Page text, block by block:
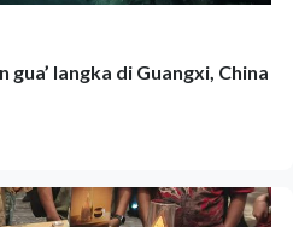
langka di Guangxi, China